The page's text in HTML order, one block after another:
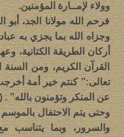
وولاء لإمــارة المؤمنين.
فرحم الله مولانا الجد،
وجزاه الله بما يجزي به
أركان الطريقة الكتانية،
القرآن الكريم، ومن السنة
تعالى:” كنتم خير أمة
عن المنكر وتؤمنون بالله” .
وحتى يتم الاحتفال
والسرور، وبما يتناسب